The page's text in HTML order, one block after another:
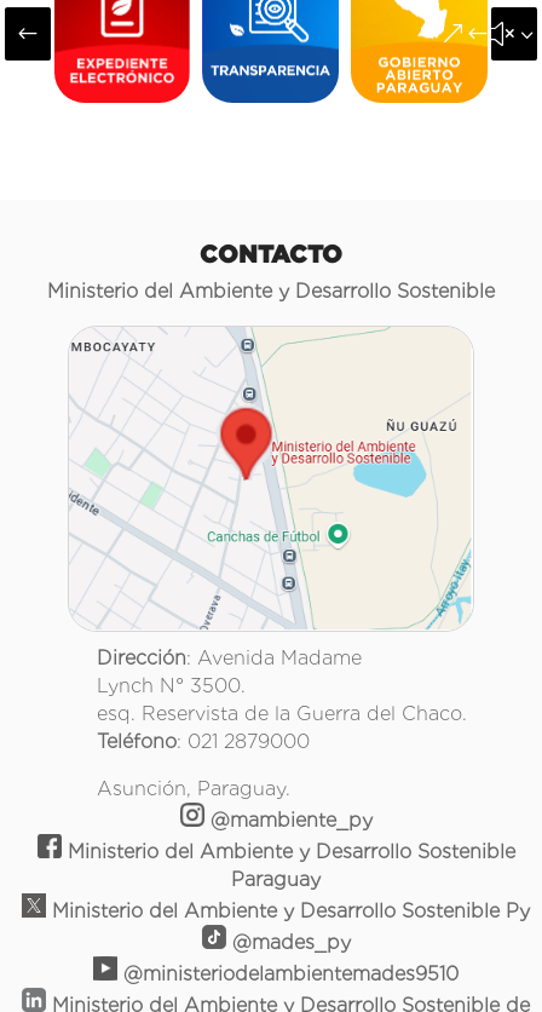
#
CONTACTO
Ministerio del Ambiente y Desarrollo Sostenible
Dirección: Avenida Madame
Lynch N° 3500.
esq. Reservista de la Guerra del Chaco.
Teléfono: 021 2879000
Asunción, Paraguay.
@mambiente_py
Ministerio del Ambiente y Desarrollo Sostenible
Paraguay
Ministerio del Ambiente y Desarrollo Sostenible Py
@mades_py
@ministeriodelambientemades9510
Ministerio del Ambiente y Desarrollo Sostenible de